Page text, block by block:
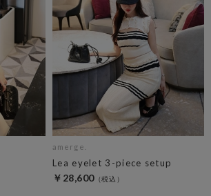
amerge.
Lea eyelet 3-piece setup
￥28,600